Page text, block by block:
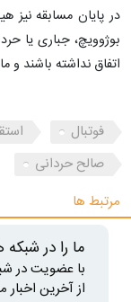
در پایان مسابقه
بوژوویچ، جباری یا
اتفاق نداشته باشند و
فوتبال
صالح حردانی
مرتبط ها
ما را در
با عضویت در
از آخرین